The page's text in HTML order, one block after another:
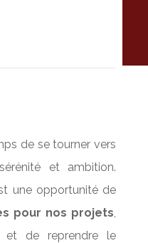
de se tourner vers
et ambition.
une opportunité de
pour nos projets,
et de reprendre le